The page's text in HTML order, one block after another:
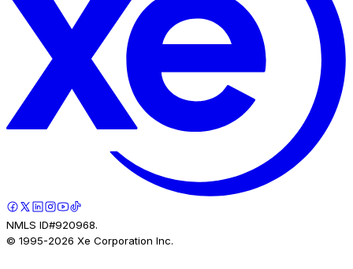
NMLS ID#920968.
© 1995-2026 Xe Corporation Inc.